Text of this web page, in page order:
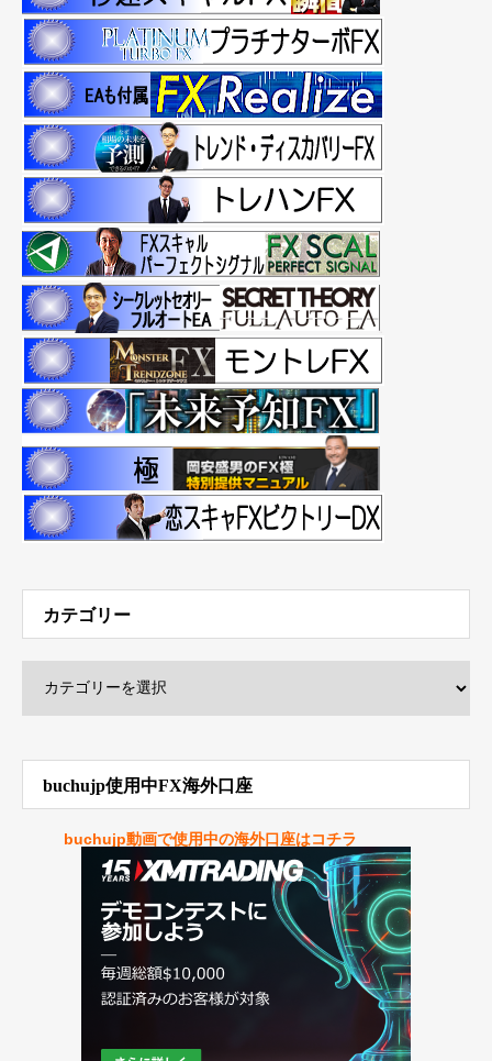
カテゴリー
buchujp使用中FX海外口座
buchujp動画で使用中の海外口座はコチラ